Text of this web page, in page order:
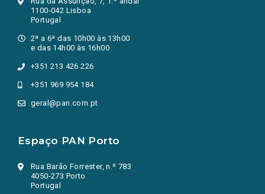
1100-042 Lisboa
Portugal
2ª a 6ª das 10h00 às 13h00
e das 14h00 às 16h00
+351 213 426 226
+351 969 954 184
geral@pan.com.pt
Espaço PAN Porto
Rua Barão Forrester, n.º 783
4050-273 Porto
Portugal